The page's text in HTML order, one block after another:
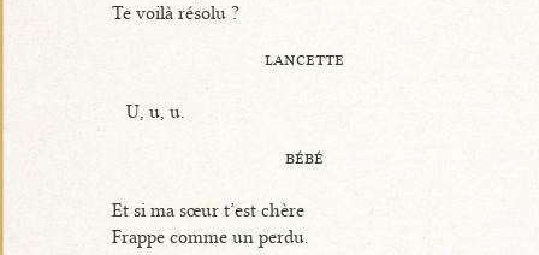
Te voilà résolu ?
lancette
U, u, u.
bébé
Et si ma sœur t’est chère
Frappe comme un perdu.